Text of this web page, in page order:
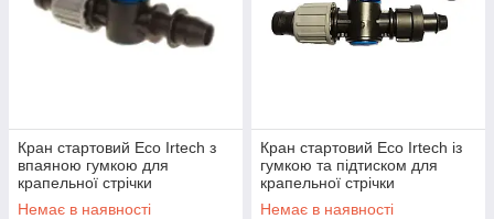
Кран стартовий Eco Irtech з
впаяною гумкою для
крапельної стрічки
Немає в наявності
Кран стартовий Eco Irtech із
гумкою та підтиском для
крапельної стрічки
Немає в наявності